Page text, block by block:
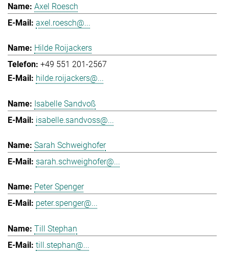
Axel Roesch
axel.roesch@...
Hilde Roijackers
+49 551 201-2567
hilde.roijackers@...
Isabelle Sandvoß
isabelle.sandvoss@...
Sarah Schweighofer
sarah.schweighofer@...
Peter Spenger
peter.spenger@...
Till Stephan
till.stephan@...